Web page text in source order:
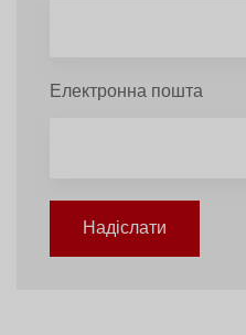
Електронна пошта
Надіслати